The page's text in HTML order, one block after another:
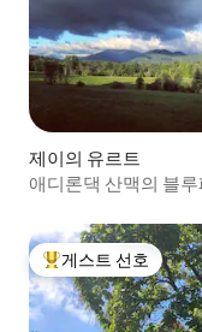
제이의 유르트
애디론댁 산맥의 블
상위 게스트 선호
게스트 선호